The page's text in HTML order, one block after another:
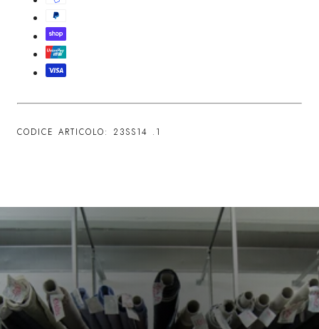
CODICE ARTICOLO: 23SS14 .1
L'importanza dell'artigianato
Realizziamo con cura, conferendo a ogni paio il proprio carattere e una
qualità duratura.